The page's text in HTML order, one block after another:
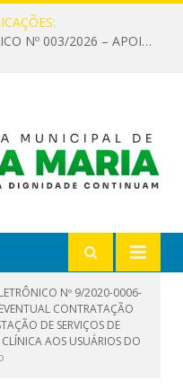
EDITAL DE CHAMAMENTO PÚBLICO Nº 003/2026 – APOIO À INFRAESTRUTURA CULTURAL
Nº 9/2020-0006-
CONTRATAÇÃO
DE SERVIÇOS DE
AOS USUÁRIOS DO